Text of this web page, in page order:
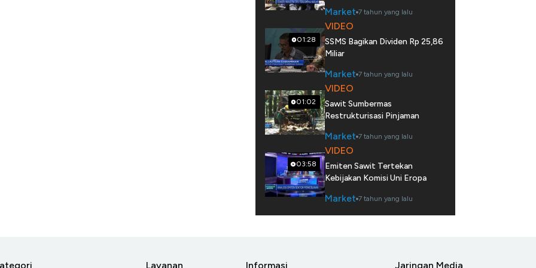
Market 7 tahun yang lalu
01:28
VIDEO
SSMS Bagikan Dividen Rp 25,86
Miliar
Market 7 tahun yang lalu
01:02
VIDEO
Sawit Sumbermas
Restrukturisasi Pinjaman
Market 7 tahun yang lalu
03:58
VIDEO
Emiten Sawit Tertekan
Kebijakan Komisi Uni Eropa
Market 7 tahun yang lalu
Layanan Informasi Jaringan Media